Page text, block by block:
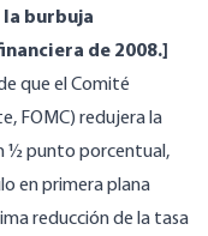
la burbuja
de 2008.]
que el Comité
FOMC) redujera la
½ punto porcentual,
en primera plana
reducción de la tasa